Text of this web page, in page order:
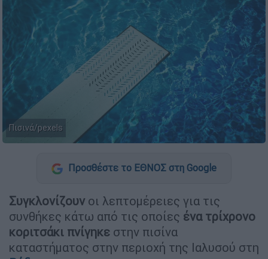
Πισινά/pexels
Προσθέστε το ΕΘΝΟΣ στη Google
Συγκλονίζουν οι λεπτομέρειες για τις
συνθήκες κάτω από τις οποίες ένα τρίχρονο
κοριτσάκι πνίγηκε στην πισίνα
καταστήματος στην περιοχή της Ιαλυσού στη